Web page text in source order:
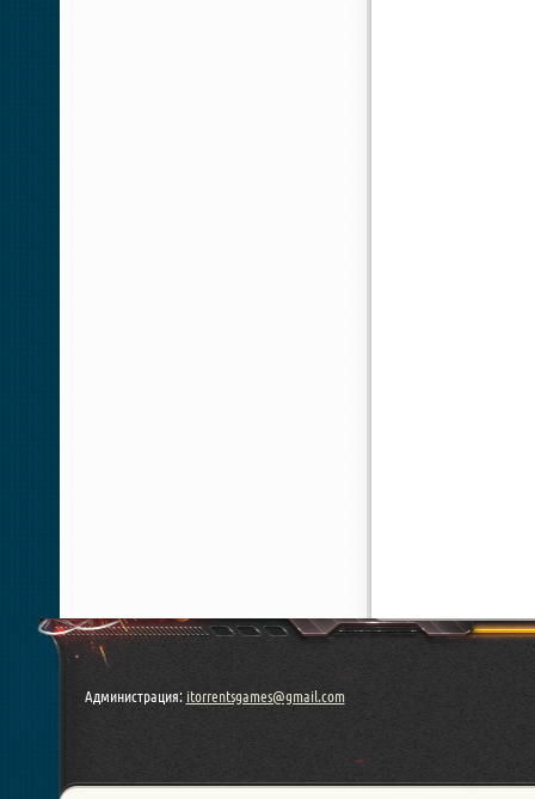
Администрация: itorrentsgames@gmail.com